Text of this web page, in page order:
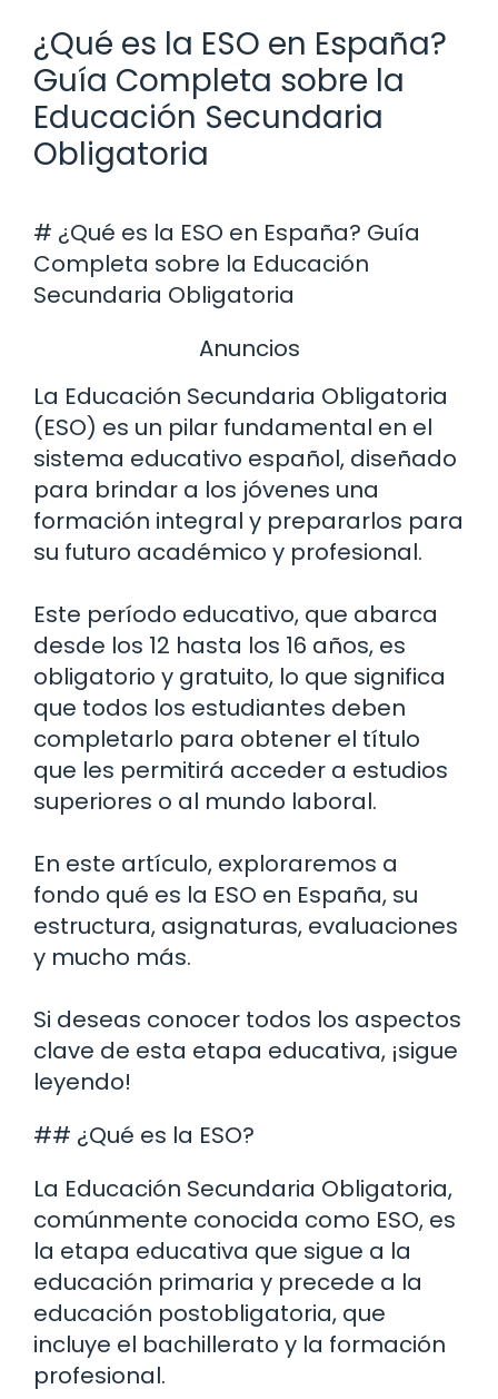
¿Qué es la ESO en España?
Guía Completa sobre la
Educación Secundaria
Obligatoria
# ¿Qué es la ESO en España? Guía
Completa sobre la Educación
Secundaria Obligatoria
Anuncios
La Educación Secundaria Obligatoria
(ESO) es un pilar fundamental en el
sistema educativo español, diseñado
para brindar a los jóvenes una
formación integral y prepararlos para
su futuro académico y profesional.
Este período educativo, que abarca
desde los 12 hasta los 16 años, es
obligatorio y gratuito, lo que significa
que todos los estudiantes deben
completarlo para obtener el título
que les permitirá acceder a estudios
superiores o al mundo laboral.
En este artículo, exploraremos a
fondo qué es la ESO en España, su
estructura, asignaturas, evaluaciones
y mucho más.
Si deseas conocer todos los aspectos
clave de esta etapa educativa, ¡sigue
leyendo!
## ¿Qué es la ESO?
La Educación Secundaria Obligatoria,
comúnmente conocida como ESO, es
la etapa educativa que sigue a la
educación primaria y precede a la
educación postobligatoria, que
incluye el bachillerato y la formación
profesional.